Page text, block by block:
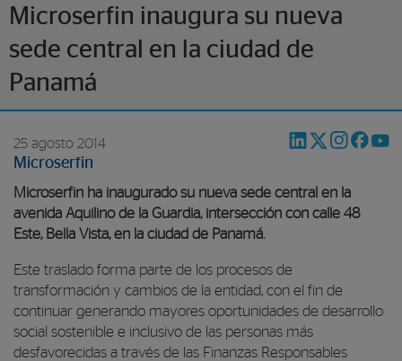
Microserfin inaugura su nueva
sede central en la ciudad de
Panamá
25 agosto 2014
Microserfin
Microserfin ha inaugurado su nueva sede central en la
avenida Aquilino de la Guardia, intersección con calle 48
Este, Bella Vista, en la ciudad de Panamá.
Este traslado forma parte de los procesos de
transformación y cambios de la entidad, con el fin de
continuar generando mayores oportunidades de desarrollo
social sostenible e inclusivo de las personas más
desfavorecidas a través de las Finanzas Responsables